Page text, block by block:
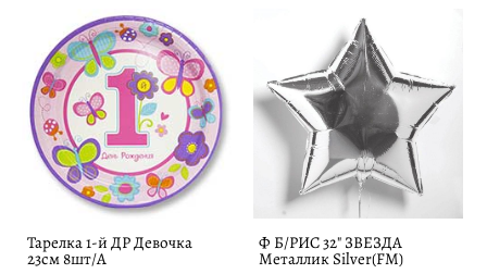
Тарелка 1-й ДР Девочка
23см 8шт/A
Ф Б/РИС 32" ЗВЕЗДА
Металлик Silver(FM)